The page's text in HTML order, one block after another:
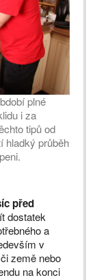
plné
i za
tipů od
hladký průběh
před
dostatek
a
v
země nebo
na konci